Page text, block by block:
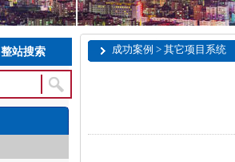
整站搜索 成功案例 > 其它项目系统